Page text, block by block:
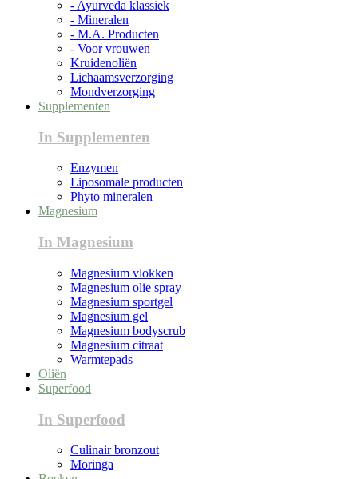
- Ayurveda klassiek
- Mineralen
- M.A. Producten
- Voor vrouwen
Kruidenoliën
Lichaamsverzorging
Mondverzorging
Supplementen
In Supplementen
Enzymen
Liposomale producten
Phyto mineralen
Magnesium
In Magnesium
Magnesium vlokken
Magnesium olie spray
Magnesium sportgel
Magnesium gel
Magnesium bodyscrub
Magnesium citraat
Warmtepads
Oliën
Superfood
In Superfood
Culinair bronzout
Moringa